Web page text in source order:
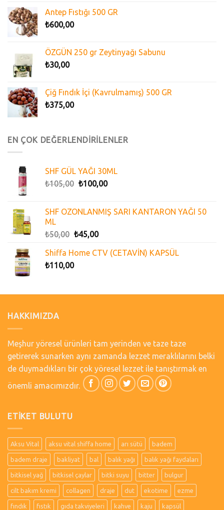
Antep Fıstığı 500 GR
₺600,00
ÖZGÜN 250 gr Zeytinyağı Sabunu
₺30,00
Çiğ Fındık İçi (Kavrulmamış) 500 GR
₺375,00
EN ÇOK DEĞERLENDİRİLENLER
SHF GÜL YAĞI 30ML
₺105,00 ₺100,00
SHF OZONLANMIŞ SARI KANTARON YAĞI 50
ML
₺50,00 ₺45,00
Shiffa Home CTV (CETAVİN) KAPSÜL
₺110,00
HAKKIMIZDA
Meşhur yöresel ürünleri tam yerinden ve taze taze
getirerek sunarken aynı zamanda lezzet meraklılarını belki
de duymadıkları bir çok yöresel lezzet ile tanıştırmak en
önemli amacımızdır.
ETIKET BULUTU
Aksu Vital aksu vital shiffa home arı sütü badem
badem draje bakliyat bal balık yağı balık yağı faydaları
bitkisel yağ bitkisel çaylar bitki suyu bitter bulgur
cilt bakım kremi collagen draje dut ekotime ezme
fındık fıstık gıda takviyeleri kahve kaju kapsül